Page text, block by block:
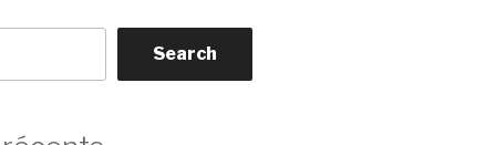
Search